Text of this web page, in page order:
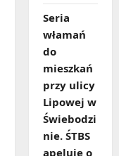
Seria
włamań
do
mieszkań
przy ulicy
Lipowej w
Świebodzi
nie. ŚTBS
apeluje o